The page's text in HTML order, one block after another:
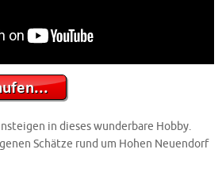
in dieses wunderbare Hobby.
Schätze rund um Hohen Neuendorf